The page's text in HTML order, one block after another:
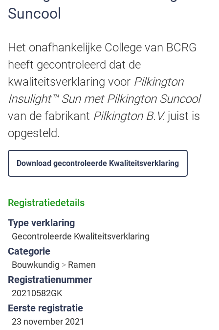
Suncool
Het onafhankelijke College van BCRG
heeft gecontroleerd dat de
kwaliteitsverklaring voor Pilkington
Insulight™ Sun met Pilkington Suncool
van de fabrikant Pilkington B.V.juist is
opgesteld.
Download gecontroleerde Kwaliteitsverklaring
Registratiedetails
Type verklaring
Gecontroleerde Kwaliteitsverklaring
Categorie
Bouwkundig Ramen
Registratienummer
20210582GK
Eerste registratie
23 november 2021